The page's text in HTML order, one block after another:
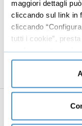
maggiori dettagli
cliccando sul link in
cliccando
tutti i cookie”,
cookie mentre può
solo cookie
tecnici necessari al
Stacchi da
Frogstand to
Frogstand to
Handstand to
Handstand to
Estensione